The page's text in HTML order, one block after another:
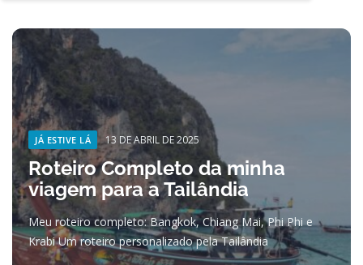
JÁ ESTIVE LÁ 13 DE ABRIL DE 2025
Roteiro Completo da minha
viagem para a Tailândia
Meu roteiro completo: Bangkok, Chiang Mai, Phi Phi e
Krabi Um roteiro personalizado pela Tailândia